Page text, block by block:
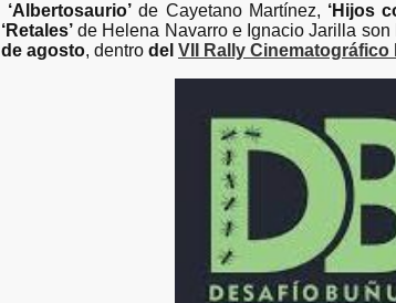
‘Albertosaurio’ de Cayetano Martínez, ‘Hijos
‘Retales’ de Helena Navarro e Ignacio Jarilla
de agosto, dentro del VII Rally Cinematográfico